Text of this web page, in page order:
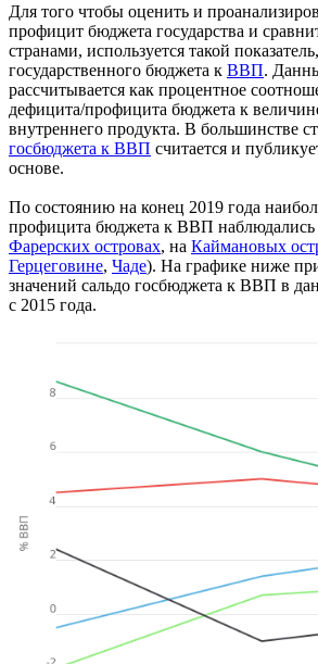
Для того чтобы оценить и
профицит бюджета государства и
странами, используется такой
государственного бюджета к ВВП.
рассчитывается как процентное
дефицита/профицита бюджета к
внутреннего продукта. В большинстве
госбюджета к ВВП считается и
основе.
По состоянию на конец 2019 года
профицита бюджета к ВВП наблюдались
Фарерских островах, на Каймановых
Герцеговине, Чаде). На графике ниже
значений сальдо госбюджета к ВВП в
с 2015 года.